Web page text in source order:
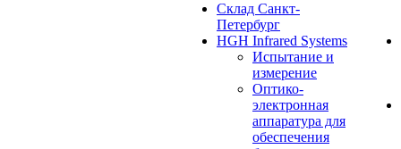
Cклад Санкт-
Петербург
HGH Infrared Systems
Испытание и
измерение
Оптико-
электронная
аппаратура для
обеспечения